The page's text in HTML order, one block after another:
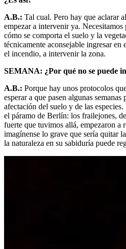
A.B.: Tal cual. Pero hay que aclarar
empezar a intervenir ya. Necesitamos
cómo se comporta el suelo y la
técnicamente aconsejable ingresar
el incendio, a intervenir la zona.
SEMANA: ¿Por qué no se puede
A.B.: Porque hay unos protocolos
esperar a que pasen algunas
afectación del suelo y de las
el páramo de Berlín: los frailejones,
fuerte que tuvimos allá, empezaron a
imagínense lo grave que sería quitar
la naturaleza en su sabiduría puede